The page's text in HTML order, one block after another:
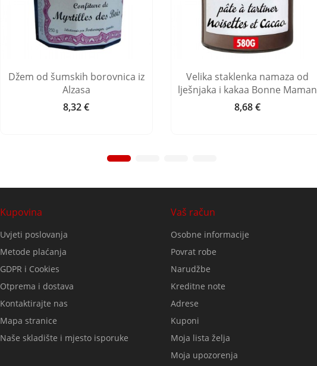
Džem od šumskih borovnica iz
Alzasa
Cijena
8,32 €
Velika staklenka namaza od
lješnjaka i kakaa Bonne Maman
Cijena
8,68 €
Kupovina
Uvjeti poslovanja
Metode plaćanja
GDPR i Cookies
Otprema i dostava
Kontaktirajte nas
Mapa stranice
Naše skladište i mjesto isporuke
Vaš račun
Osobne informacije
Povrat robe
Narudžbe
Kreditne note
Adrese
Kuponi
Moja lista želja
Moja upozorenja